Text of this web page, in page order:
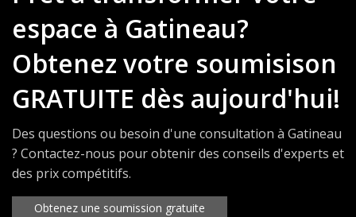
espace à Gatineau?
Obtenez votre soumisison
GRATUITE dès aujourd'hui!
Des questions ou besoin d'une consultation à Gatineau
? Contactez-nous pour obtenir des conseils d'experts et
des prix compétitifs.
Obtenez une soumission gratuite